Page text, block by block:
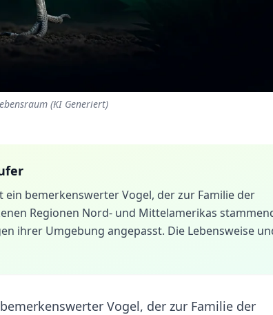
(KI Generiert)
ein bemerkenswerter Vogel, der zur Familie der
Regionen Nord- und Mittelamerikas
ihrer Umgebung angepasst. Die Lebensweise
Vogel, der zur Familie der